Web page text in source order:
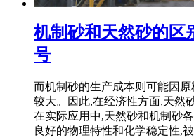
机制砂和天然砂的区
号
而机制砂的生产成本则可能因
较大。因此,在经济性方面,天然
在实际应用中,天然砂和机制砂
良好的物理特性和化学稳定性,